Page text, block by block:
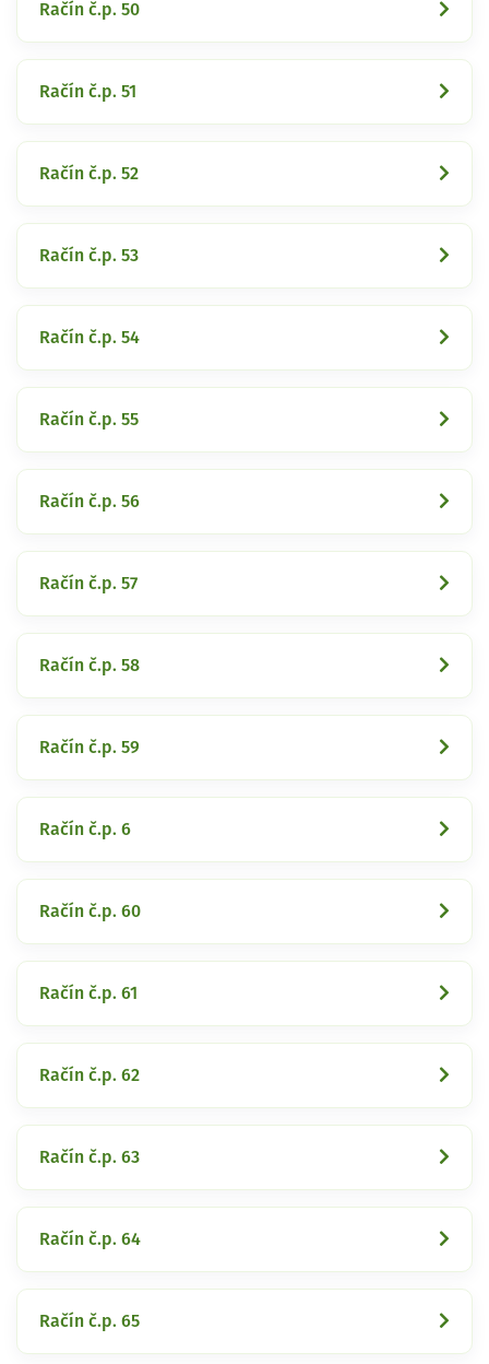
Račín č.p. 50
Račín č.p. 51
Račín č.p. 52
Račín č.p. 53
Račín č.p. 54
Račín č.p. 55
Račín č.p. 56
Račín č.p. 57
Račín č.p. 58
Račín č.p. 59
Račín č.p. 6
Račín č.p. 60
Račín č.p. 61
Račín č.p. 62
Račín č.p. 63
Račín č.p. 64
Račín č.p. 65